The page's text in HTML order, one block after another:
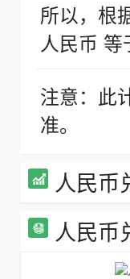
所以，根
人民币 等
注意：此
准。
人民币
人民币